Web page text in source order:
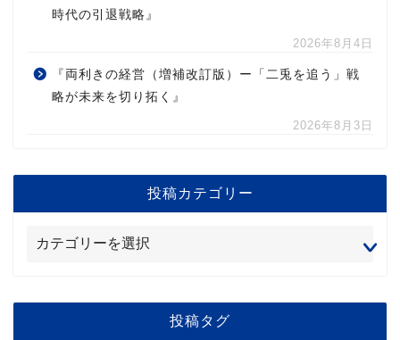
時代の引退戦略』
2026年8月4日
『両利きの経営（増補改訂版）ー「二兎を追う」戦
略が未来を切り拓く』
2026年8月3日
投稿カテゴリー
投稿タグ